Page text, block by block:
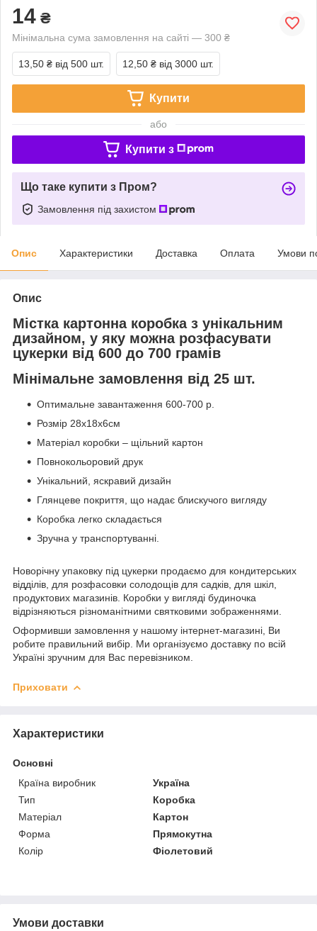
14 ₴
Мінімальна сума замовлення на сайті — 300 ₴
13,50 ₴ від 500 шт. 12,50 ₴ від 3000 шт.
Купити
або
Купити з
Що таке купити з Пром?
Замовлення під захистом
Опис Характеристики Доставка Оплата Умови
Опис
Містка картонна коробка з унікальним
дизайном, у яку можна розфасувати
цукерки від 600 до 700 грамів
Мінімальне замовлення від 25 шт.
Оптимальне завантаження 600-700 р.
Розмір 28x18x6см
Матеріал коробки – щільний картон
Повнокольоровий друк
Унікальний, яскравий дизайн
Глянцеве покриття, що надає блискучого вигляду
Коробка легко складається
Зручна у транспортуванні.
Новорічну упаковку під цукерки продаємо для кондитерських
відділів, для розфасовки солодощів для садків, для шкіл,
продуктових магазинів. Коробки у вигляді будиночка
відрізняються різноманітними святковими зображеннями.
Оформивши замовлення у нашому інтернет-магазині, Ви
робите правильний вибір. Ми організуємо доставку по всій
Україні зручним для Вас перевізником.
Приховати
Характеристики
Основні
Країна виробник
Україна
Тип
Коробка
Матеріал
Картон
Форма
Прямокутна
Колір
Фіолетовий
Умови доставки